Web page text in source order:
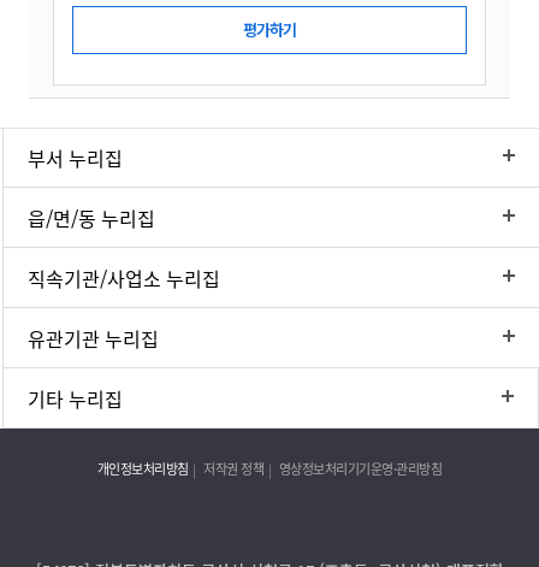
부서 누리집
읍/면/동 누리집
직속기관/사업소 누리집
유관기관 누리집
기타 누리집
개인정보처리방침 저작권 정책 영상정보처리기기운영·관리방침